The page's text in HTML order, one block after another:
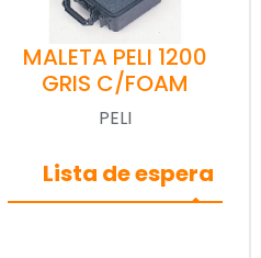
MALETA PELI 1200
GRIS C/FOAM
PELI
Lista de espera